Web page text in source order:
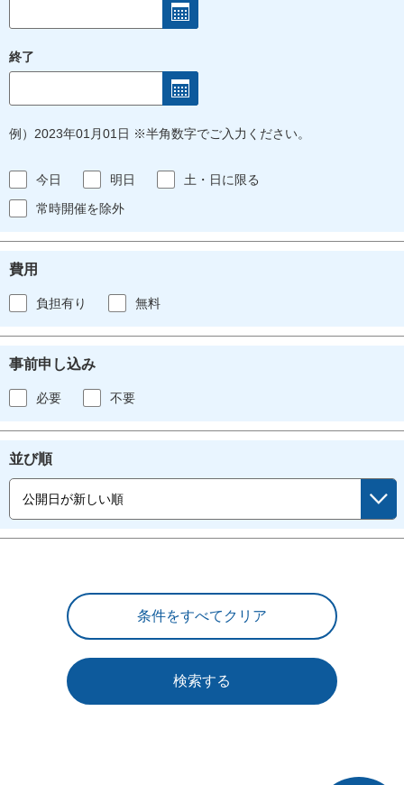
終了
例）2023年01月01日 ※半角数字でご入力ください。
今日 明日
土・日に限る
常時開催を除外
費用
負担有り 無料
事前申し込み
必要 不要
並び順
検索する